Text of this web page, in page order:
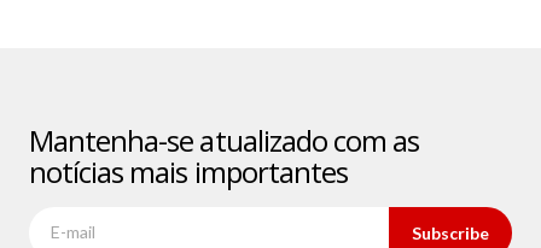
Mantenha-se atualizado com as
notícias mais importantes
Subscribe